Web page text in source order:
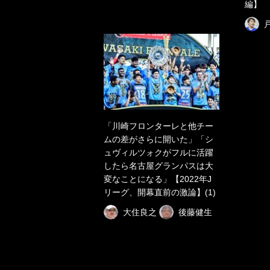
編】
「川崎フロンターレと他チー
ムの差がさらに開いた」「シ
ュヴィルツォクがフルに活躍
したら名古屋グランパスは大
変なことになる」【2022年J
リーグ、開幕直前の激論】(1)
大住良之 後藤健生